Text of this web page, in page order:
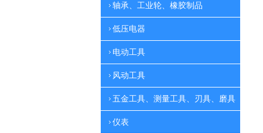
轴承、工业轮、橡胶制品
低压电器
电动工具
风动工具
五金工具、测量工具、刃具、磨具
仪表